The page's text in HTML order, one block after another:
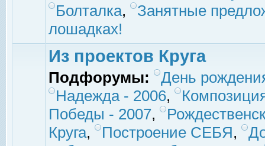
Болталка,
Занятные
лошадках!
Из проектов Круга
Подфорумы:
День
Надежда - 2006,
Победы - 2007,
Круга, Построение СЕБЯ,